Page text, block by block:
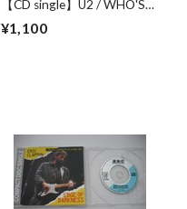
【CD single】U2 / WHO'S
HORSES (4track)
¥1,100